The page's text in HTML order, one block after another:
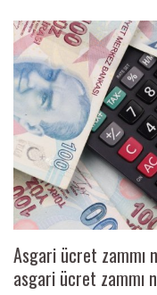
Asgari ücret zammı
asgari ücret zammı